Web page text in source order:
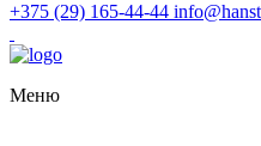
+375 (29) 165-44-44
Меню